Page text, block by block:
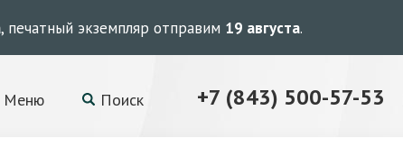
, печатный экземпляр отправим 19 августа.
Меню Поиск +7 (843) 500-57-53